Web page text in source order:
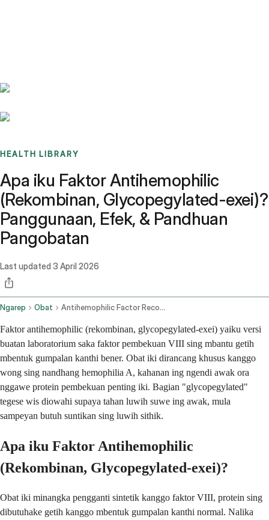
HEALTH LIBRARY
Apa iku Faktor Antihemophilic
(Rekombinan, Glycopegylated-exei)?
Panggunaan, Efek, & Pandhuan
Pangobatan
Last updated 3 April 2026
Ngarep Obat Antihemophilic Factor Recombinant Glycopegylated Exei Intravenous Route
Faktor antihemophilic (rekombinan, glycopegylated-exei) yaiku versi
buatan laboratorium saka faktor pembekuan VIII sing mbantu getih
mbentuk gumpalan kanthi bener. Obat iki dirancang khusus kanggo
wong sing nandhang hemophilia A, kahanan ing ngendi awak ora
nggawe protein pembekuan penting iki. Bagian "glycopegylated"
tegese wis diowahi supaya tahan luwih suwe ing awak, mula
sampeyan butuh suntikan sing luwih sithik.
Apa iku Faktor Antihemophilic
(Rekombinan, Glycopegylated-exei)?
Obat iki minangka pengganti sintetik kanggo faktor VIII, protein sing
dibutuhake getih kanggo mbentuk gumpalan kanthi normal. Nalika